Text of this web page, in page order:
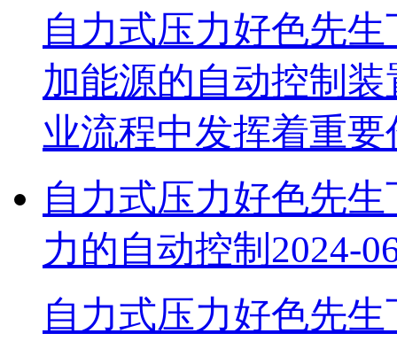
自力式压力好色先生
加能源的自动控制装置
业流程中发挥着重
自力式压力好色先生
力的自动控制 2024-
自力式压力好色先